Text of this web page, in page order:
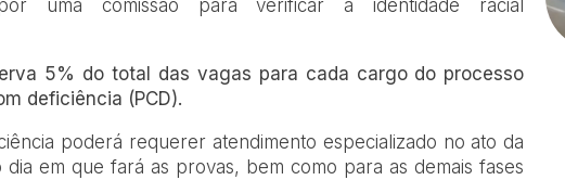
por uma comissão para verificar a identidade racial
5% do total das vagas para cada cargo do processo
deficiência (PCD).
poderá requerer atendimento especializado no ato da
em que fará as provas, bem como para as demais fases